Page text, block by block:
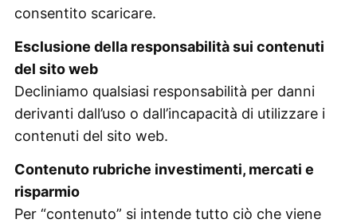
consentito scaricare.
Esclusione della responsabilità sui contenuti
del sito web
Decliniamo qualsiasi responsabilità per danni
derivanti dall’uso o dall’incapacità di utilizzare i
contenuti del sito web.
Contenuto rubriche investimenti, mercati e
risparmio
Per “contenuto” si intende tutto ciò che viene